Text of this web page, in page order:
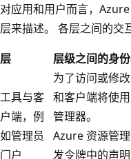
对应用和用户而言，
层来描述。 各层之间的交
层
层级之间的身
工具与客
户端，例
如管理员
门户
为了访问或修
和客户端将使用
管理器。
Azure 资源管
发令牌中的声